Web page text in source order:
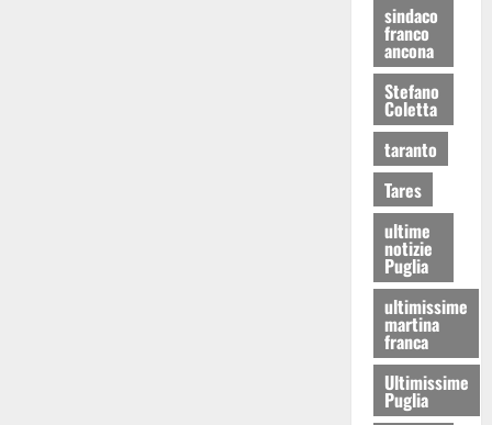
sindaco
franco
ancona
Stefano
Coletta
taranto
Tares
ultime
notizie
Puglia
ultimissime
martina
franca
Ultimissime
Puglia